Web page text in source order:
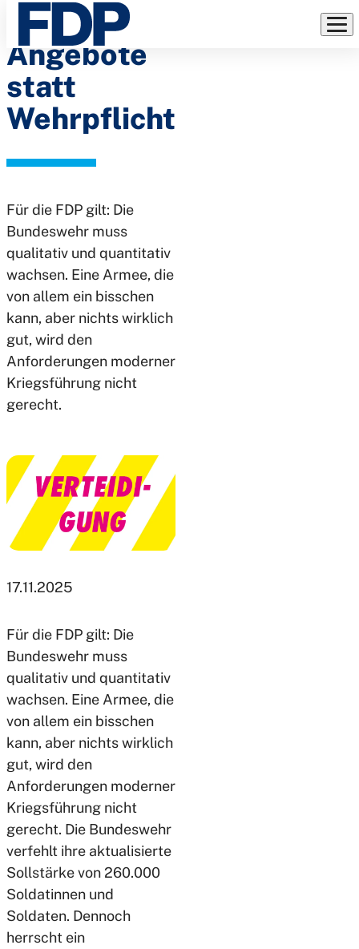
Direkt
Inhalt
Attraktive
Angebote
statt
Wehrpflicht
Für die FDP gilt: Die
Bundeswehr muss
qualitativ und quantitativ
wachsen. Eine Armee, die
von allem ein bisschen
kann, aber nichts wirklich
gut, wird den
Anforderungen moderner
Kriegsführung nicht
gerecht.
17.11.2025
Für die FDP gilt: Die
Bundeswehr muss
qualitativ und quantitativ
wachsen. Eine Armee, die
von allem ein bisschen
kann, aber nichts wirklich
gut, wird den
Anforderungen moderner
Kriegsführung nicht
gerecht. Die Bundeswehr
verfehlt ihre aktualisierte
Sollstärke von 260.000
Soldatinnen und
Soldaten. Dennoch
herrscht ein